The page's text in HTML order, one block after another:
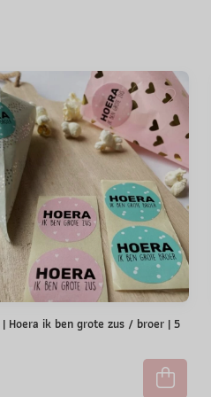
Hoera ik ben grote zus / broer | 5